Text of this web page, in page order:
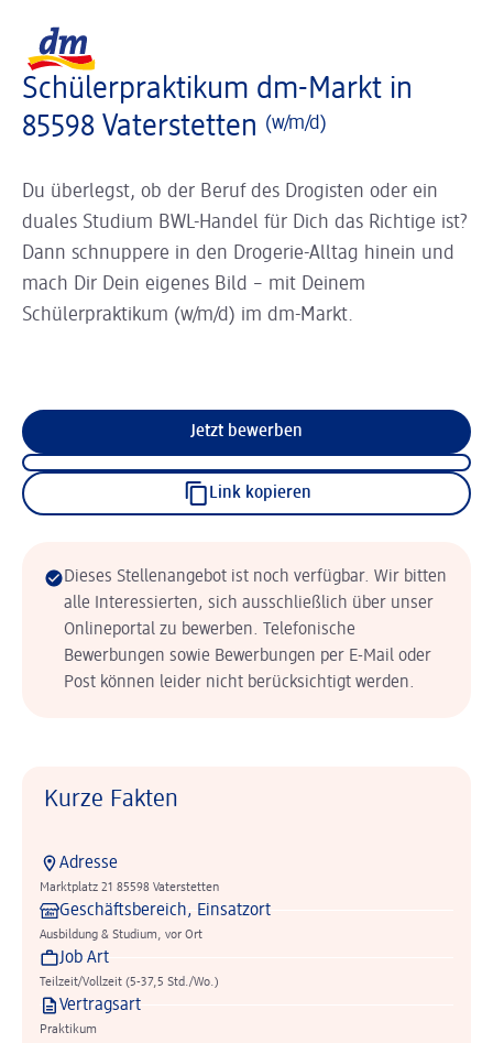
Schülerpraktikum dm-Markt in
85598 Vaterstetten (w/m/d)
Du überlegst, ob der Beruf des Drogisten oder ein
duales Studium BWL-Handel für Dich das Richtige ist?
Dann schnuppere in den Drogerie-Alltag hinein und
mach Dir Dein eigenes Bild – mit Deinem
Schülerpraktikum (w/m/d) im dm-Markt.
Jetzt bewerben
Link kopieren
Dieses Stellenangebot ist noch verfügbar. Wir bitten
alle Interessierten, sich ausschließlich über unser
Onlineportal zu bewerben. Telefonische
Bewerbungen sowie Bewerbungen per E-Mail oder
Post können leider nicht berücksichtigt werden.
Kurze Fakten
Adresse
Marktplatz 21 85598 Vaterstetten
Geschäftsbereich, Einsatzort
Ausbildung & Studium, vor Ort
Job Art
Teilzeit/Vollzeit (5-37,5 Std./Wo.)
Vertragsart
Praktikum